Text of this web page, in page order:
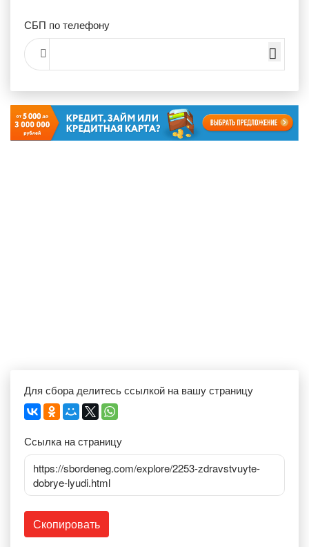
СБП по телефону
Для сбора делитесь ссылкой на вашу страницу
Ссылка на страницу
https://sbordeneg.com/explore/2253-zdravstvuyte-
dobrye-lyudi.html
Скопировать